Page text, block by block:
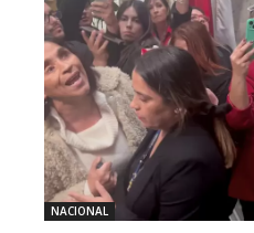
NACIONAL